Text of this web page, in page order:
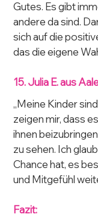
Gutes. Es gibt
andere da sind.
sich auf die
das die eigene
15. Julia E. aus
„Meine Kinder
zeigen mir, dass
ihnen
zu sehen. Ich
Chance hat, es
und Mitgefühl
Fazit: